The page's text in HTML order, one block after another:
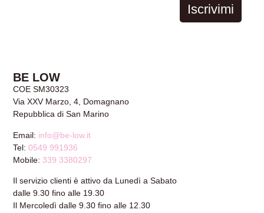
Iscrivimi
BE LOW
COE SM30323
Via XXV Marzo, 4, Domagnano
Repubblica di San Marino
Email: info@be-low.it
Tel:0549 991936
Mobile: 339 3380297
Il servizio clienti è attivo da Lunedì a Sabato
dalle 9.30 fino alle 19.30
Il Mercoledì dalle 9.30 fino alle 12.30